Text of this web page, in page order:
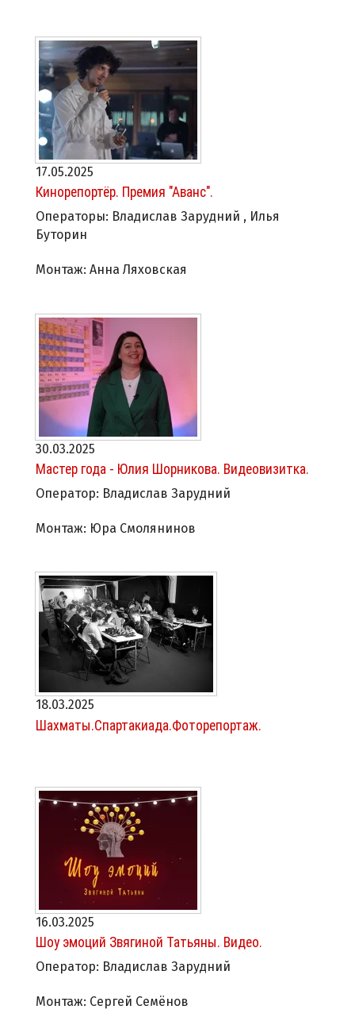
17.05.2025
Кинорепортёр. Премия "Аванс".
Операторы: Владислав Зарудний , Илья
Буторин
Монтаж: Анна Ляховская
30.03.2025
Мастер года - Юлия Шорникова. Видеовизитка.
Оператор: Владислав Зарудний
Монтаж: Юра Смолянинов
18.03.2025
Шахматы.Спартакиада.Фоторепортаж.
16.03.2025
Шоу эмоций Звягиной Татьяны. Видео.
Оператор: Владислав Зарудний
Монтаж: Сергей Семёнов